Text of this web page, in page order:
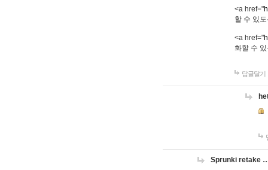
<a href="
할 수 있
<a href="
화할 수
답글달기
Sprunki retake